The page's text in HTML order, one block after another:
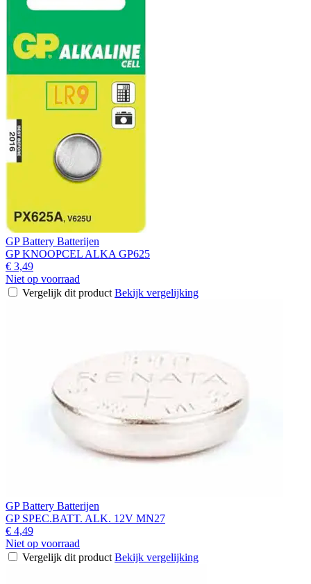
GP Battery Batterijen
GP KNOOPCEL ALKA GP625
€ 3,49
Niet op voorraad
Vergelijk dit product Bekijk vergelijking
GP Battery Batterijen
GP SPEC.BATT. ALK. 12V MN27
€ 4,49
Niet op voorraad
Vergelijk dit product Bekijk vergelijking